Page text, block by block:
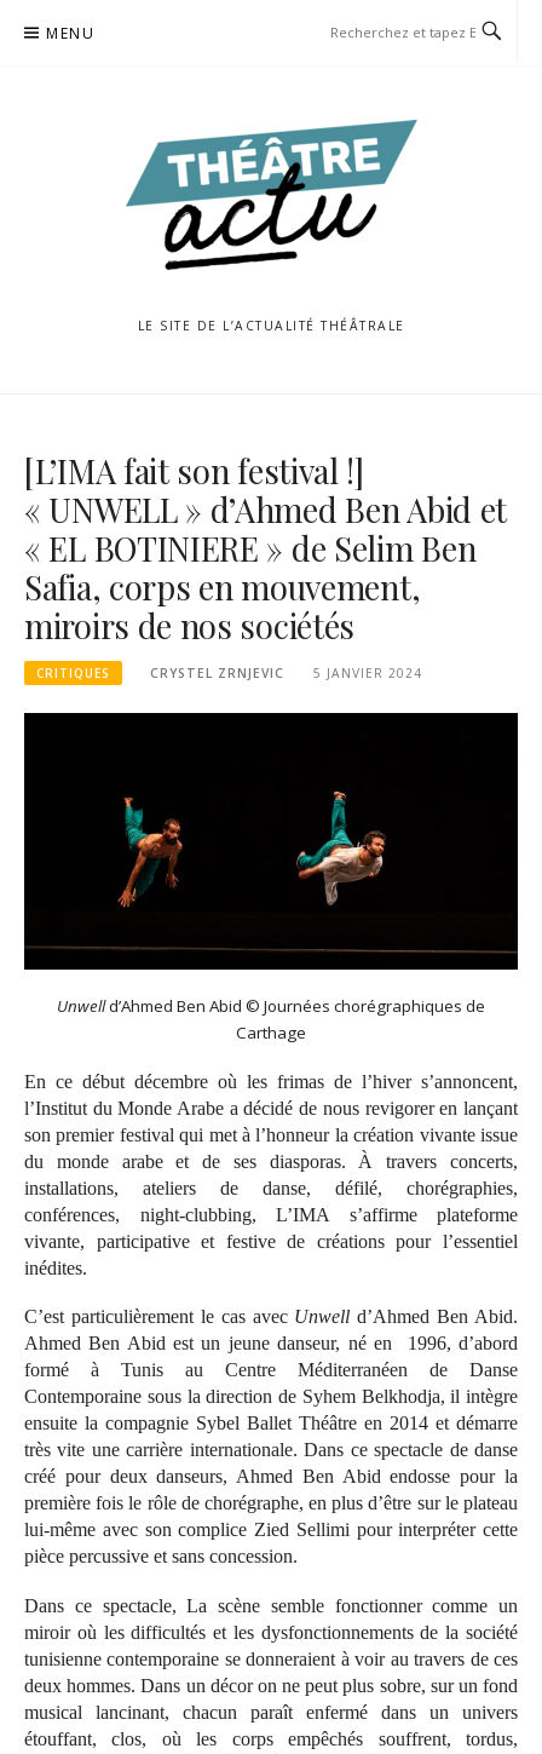
MENU
LE SITE DE L’ACTUALITÉ THÉÂTRALE
[L’IMA fait son festival !]
« UNWELL » d’Ahmed Ben Abid et
« EL BOTINIERE » de Selim Ben
Safia, corps en mouvement,
miroirs de nos sociétés
CRITIQUES CRYSTEL ZRNJEVIC 5 JANVIER 2024
Unwelld’Ahmed Ben Abid © Journées chorégraphiques de
Carthage
En ce début décembre où les frimas de l’hiver s’annoncent,
l’Institut du Monde Arabe a décidé de nous revigorer en lançant
son premier festival qui met à l’honneur la création vivante issue
du monde arabe et de ses diasporas. À travers concerts,
installations, ateliers de danse, défilé, chorégraphies,
conférences, night-clubbing, L’IMA s’affirme plateforme
vivante, participative et festive de créations pour l’essentiel
inédites.
C’est particulièrement le cas avec Unwell d’Ahmed Ben Abid.
Ahmed Ben Abid est un jeune danseur, né en 1996, d’abord
formé à Tunis au Centre Méditerranéen de Danse
Contemporaine sous la direction de Syhem Belkhodja, il intègre
ensuite la compagnie Sybel Ballet Théâtre en 2014 et démarre
très vite une carrière internationale. Dans ce spectacle de danse
créé pour deux danseurs, Ahmed Ben Abid endosse pour la
première fois le rôle de chorégraphe, en plus d’être sur le plateau
lui-même avec son complice Zied Sellimi pour interpréter cette
pièce percussive et sans concession.
Dans ce spectacle, La scène semble fonctionner comme un
miroir où les difficultés et les dysfonctionnements de la société
tunisienne contemporaine se donneraient à voir au travers de ces
deux hommes. Dans un décor on ne peut plus sobre, sur un fond
musical lancinant, chacun paraît enfermé dans un univers
étouffant, clos, où les corps empêchés souffrent, tordus,